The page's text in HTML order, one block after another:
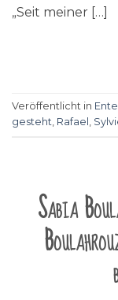
„Seit meiner […]
Veröffentlicht in
gesteht Rafael
Sabia